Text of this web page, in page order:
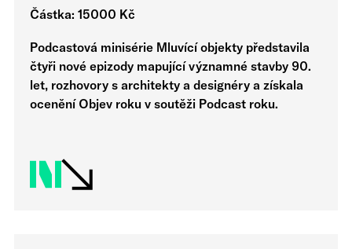
Částka: 15000 Kč
Podcastová minisérie Mluvící objekty představila
čtyři nové epizody mapující významné stavby 90.
let, rozhovory s architekty a designéry a získala
ocenění Objev roku v soutěži Podcast roku.